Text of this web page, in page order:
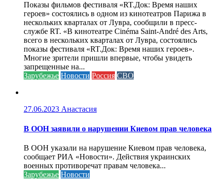
Показы фильмов фестиваля «RT.Док: Время наших
героев» состоялись в одном из кинотеатров Парижа в
нескольких кварталах от Лувра, сообщили в пресс-
службе RT. «В кинотеатре Cinéma Saint-André des Arts,
всего в нескольких кварталах от Лувра, состоялись
показы фестиваля «RT.Док: Время наших героев».
Многие зрители пришли впервые, чтобы увидеть
запрещенные на...
Зарубежье Новости Россия СВО
27.06.2023 Анастасия
В ООН заявили о нарушении Киевом прав человека
В ООН указали на нарушение Киевом прав человека,
сообщает РИА «Новости». Действия украинских
военных противоречат правам человека...
Зарубежье Новости